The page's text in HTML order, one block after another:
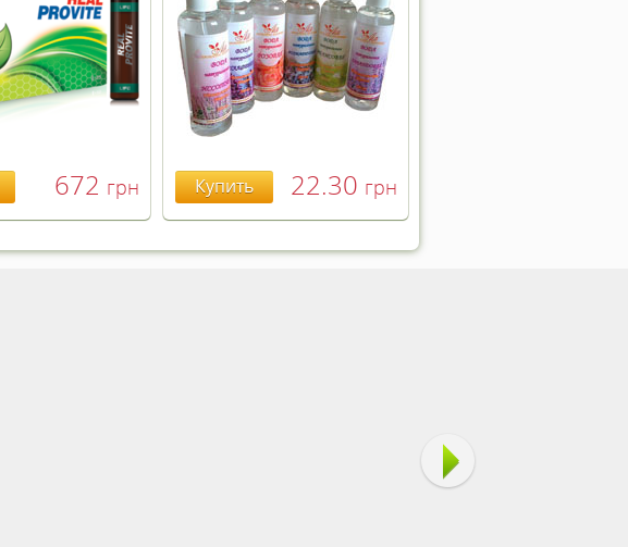
672 грн Купить 22.30 грн